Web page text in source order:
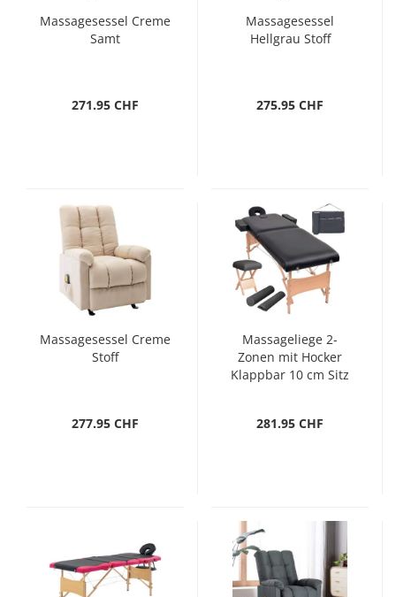
Massagesessel Creme
Samt
271.95 CHF
Massagesessel
Hellgrau Stoff
275.95 CHF
Massagesessel Creme
Stoff
277.95 CHF
Massageliege 2-
Zonen mit Hocker
Klappbar 10 cm Sitz
281.95 CHF